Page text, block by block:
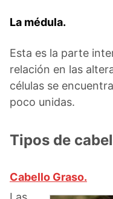
La médula.
Esta es la parte
relación en las
células se
poco unidas.
Tipos de
Cabello Graso.